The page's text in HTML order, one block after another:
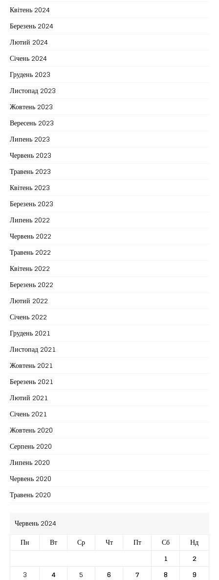
Квітень 2024
Березень 2024
Лютий 2024
Січень 2024
Грудень 2023
Листопад 2023
Жовтень 2023
Вересень 2023
Липень 2023
Червень 2023
Травень 2023
Квітень 2023
Березень 2023
Липень 2022
Червень 2022
Травень 2022
Квітень 2022
Березень 2022
Лютий 2022
Січень 2022
Грудень 2021
Листопад 2021
Жовтень 2021
Березень 2021
Лютий 2021
Січень 2021
Жовтень 2020
Серпень 2020
Липень 2020
Червень 2020
Травень 2020
Червень 2024
Пн
Вт Ср Чт Пт Сб
Нд
1
2
3
4 5 6 7 8 9